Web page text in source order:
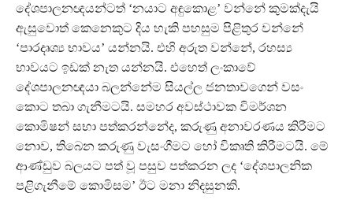
දේශපාලනඥයන්ටත් ‘නයාට අඳුකොළ’ වන්නේ කුමක්දැයි
ඇසුවොත් කෙනෙකුට දිය හැකි පහසුම පිළිතුර වන්නේ
‘පාරදෘශ්‍ය භාවය’ යන්නයි. එහි අරුත වන්නේ, රහස්‍ය
භාවයට ඉඩක් නැත යන්නයි. එහෙත් ලංකාවේ
දේශපාලනඥයා බලන්නේම සියල්ල ජනතාවගෙන් වසං
කොට තබා ගැනීමටයි. සමහර අවස්ථාවක විමර්ශන
කොමිෂන් සභා පත්කරන්නේද, කරුණු අනාවරණය කිරීමට
නොව, තිබෙන කරුණු වැසංගීමට හෝ විකෘති කිරීමටයි. මේ
ආණ්ඩුව බලයට පත් වූ පසුව පත්කරන ලද ‘දේශපාලනික
පළිගැනීමේ කොමිසම’ ඊට මනා නිදසුනකි.